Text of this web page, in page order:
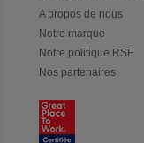
A propos de nous
Notre marque
Notre politique RSE
Nos partenaires